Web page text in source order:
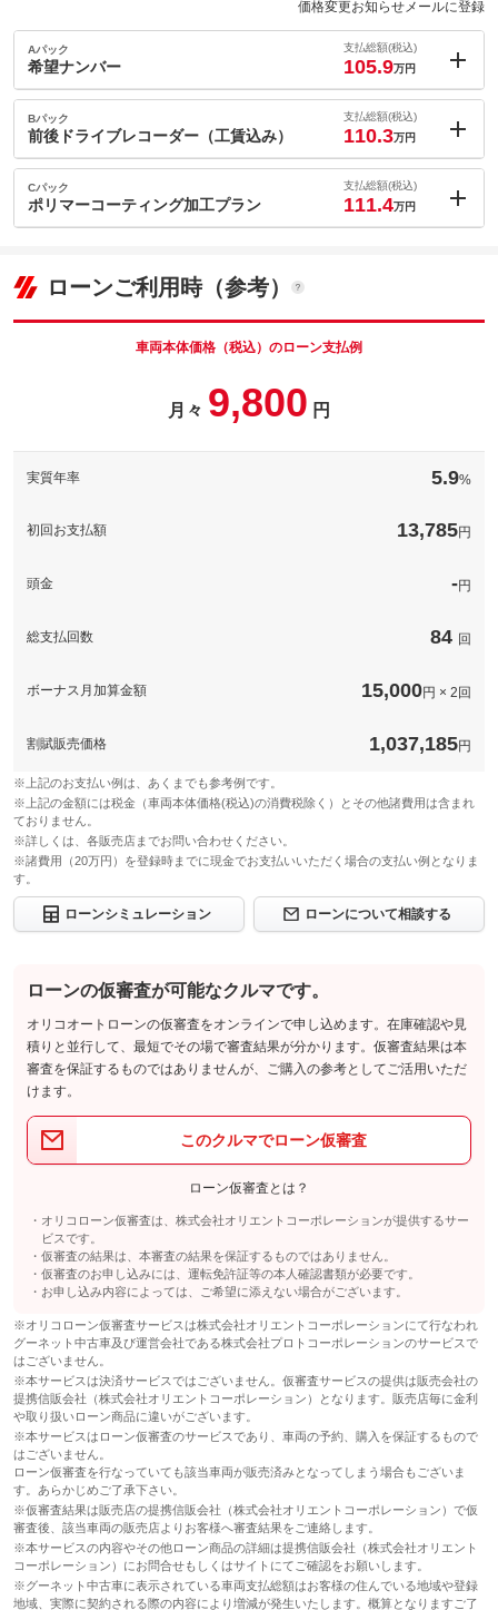
価格変更お知らせメールに登録
Aパック
希望ナンバー
支払総額(税込)
105.9万円
内：オプシ
ョン価格
(税込)
車両本体価
84.8万円
このパックの見積もり依頼（無料）
Bパック
前後ドライブレコーダー（工賃込み）
支払総額(税込)
110.3万円
内：オプシ
ョン価格
(税込)
車両本体価
Cパック
ポリマーコーティング加工プラン
支払総額(税込)
111.4万円
車両本体価
84.8
ローンご利用時（参考）
車両本体価格（税込）のローン支払例
月々 9,800 円
実質年率 5.9%
初回お支払額 13,785円
頭金 -円
総支払回数 84 回
ボーナス月加算金額 15,000円 × 2回
割賦販売価格 1,037,185円
※上記のお支払い例は、あくまでも参考例です。
※上記の金額には税金（車両本体価格(税込)の消費税除く）とその他諸費用は含まれ
ておりません。
※詳しくは、各販売店までお問い合わせください。
※諸費用（20万円）を登録時までに現金でお支払いいただく場合の支払い例となりま
す。
ローンシミュレーション ローンについて相談する
ローンの仮審査が可能なクルマです。
オリコオートローンの仮審査をオンラインで申し込めます。在庫確認や見
積りと並行して、最短でその場で審査結果が分かります。仮審査結果は本
審査を保証するものではありませんが、ご購入の参考としてご活用いただ
けます。
このクルマでローン仮審査
ローン仮審査とは？
オリコローン仮審査は、株式会社オリエントコーポレーションが提供するサー
ビスです。
仮審査の結果は、本審査の結果を保証するものではありません。
仮審査のお申し込みには、運転免許証等の本人確認書類が必要です。
お申し込み内容によっては、ご希望に添えない場合がございます。
※オリコローン仮審査サービスは株式会社オリエントコーポレーションにて行なわれ
グーネット中古車及び運営会社である株式会社プロトコーポレーションのサービスで
はございません。
※本サービスは決済サービスではございません。仮審査サービスの提供は販売会社の
提携信販会社（株式会社オリエントコーポレーション）となります。販売店毎に金利
や取り扱いローン商品に違いがございます。
※本サービスはローン仮審査のサービスであり、車両の予約、購入を保証するもので
はございません。
ローン仮審査を行なっていても該当車両が販売済みとなってしまう場合もございま
す。あらかじめご了承下さい。
※仮審査結果は販売店の提携信販会社（株式会社オリエントコーポレーション）で仮
審査後、該当車両の販売店よりお客様へ審査結果をご連絡します。
※本サービスの内容やその他ローン商品の詳細は提携信販会社（株式会社オリエント
コーポレーション）にお問合せもしくはサイトにてご確認をお願いします。
※グーネット中古車に表示されている車両支払総額はお客様の住んでいる地域や登録
地域、実際に契約される際の内容により増減が発生いたします。概算となりますご了